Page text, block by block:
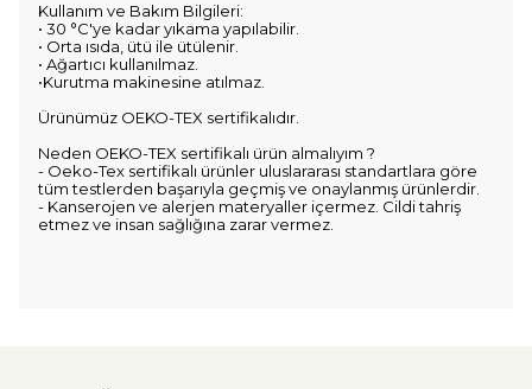
Kullanım ve Bakım Bilgileri:
• 30 °C'ye kadar yıkama yapılabilir.
• Orta ısıda, ütü ile ütülenir.
• Ağartıcı kullanılmaz.
•Kurutma makinesine atılmaz.
Ürünümüz OEKO-TEX sertifikalıdır.
Neden OEKO-TEX sertifikalı ürün almalıyım ?
- Oeko-Tex sertifikalı ürünler uluslararası standartlara göre
tüm testlerden başarıyla geçmiş ve onaylanmış ürünlerdir.
- Kanserojen ve alerjen materyaller içermez. Cildi tahriş
etmez ve insan sağlığına zarar vermez.